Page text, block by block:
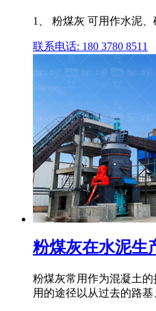
1、 粉煤灰 可用作水泥
联系电话: 180 3780 8511
粉煤灰在水泥生
粉煤灰常用作为混凝土
用的途径以从过去的路